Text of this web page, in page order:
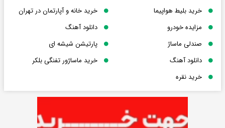
خرید بلیط هواپیما
خرید خانه و آپارتمان در تهران
مزایده خودرو
دانلود آهنگ
صندلی ماساژ
پارتیشن شیشه ای
دانلود آهنگ
خرید ماساژور تفنگی بلکر
خرید نقره